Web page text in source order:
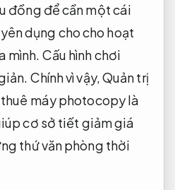
đồng để cần một cái
dụng cho cho hoạt
mình. Cấu hình chơi
Chính vì vậy, Quản trị
máy photocopy là
cơ sở tiết giảm giá
thứ văn phòng thời